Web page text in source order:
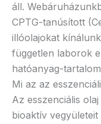
áll.
CPTG-tanúsított
illóolajokat
független laborok
hatóanyag-
Mi az az
Az esszenciális
bioaktív